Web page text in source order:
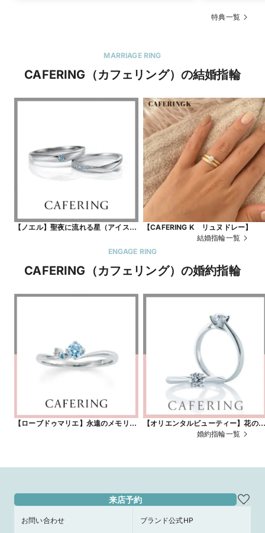
特典一覧
MARRIAGE RING
CAFERING（カフェリング）の結婚指輪
【ノエル】聖夜に流れる星（アイスブ
【CAFERING K リュヌドレー】
結婚指輪一覧
ENGAGE RING
CAFERING（カフェリング）の婚約指輪
【ローブドゥマリエ】永遠のメモリー
【オリエンタルビューティー】花の香
婚約指輪一覧
来店予約
お問い合わせ ブランド公式HP